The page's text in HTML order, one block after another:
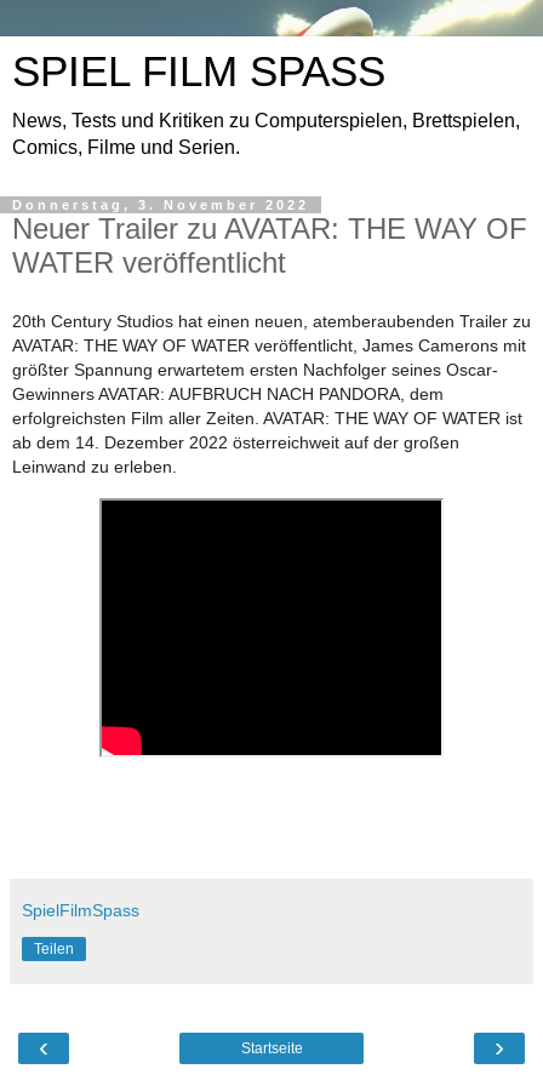
SPIEL FILM SPASS
News, Tests und Kritiken zu Computerspielen, Brettspielen,
Comics, Filme und Serien.
Donnerstag, 3. November 2022
Neuer Trailer zu AVATAR: THE WAY OF
WATER veröffentlicht
20th Century Studios hat einen neuen, atemberaubenden Trailer zu
AVATAR: THE WAY OF WATER veröffentlicht, James Camerons mit
größter Spannung erwartetem ersten Nachfolger seines Oscar-
Gewinners AVATAR: AUFBRUCH NACH PANDORA, dem
erfolgreichsten Film aller Zeiten. AVATAR: THE WAY OF WATER ist
ab dem 14. Dezember 2022 österreichweit auf der großen
Leinwand zu erleben.
SpielFilmSpass
Teilen
‹ ›
Startseite